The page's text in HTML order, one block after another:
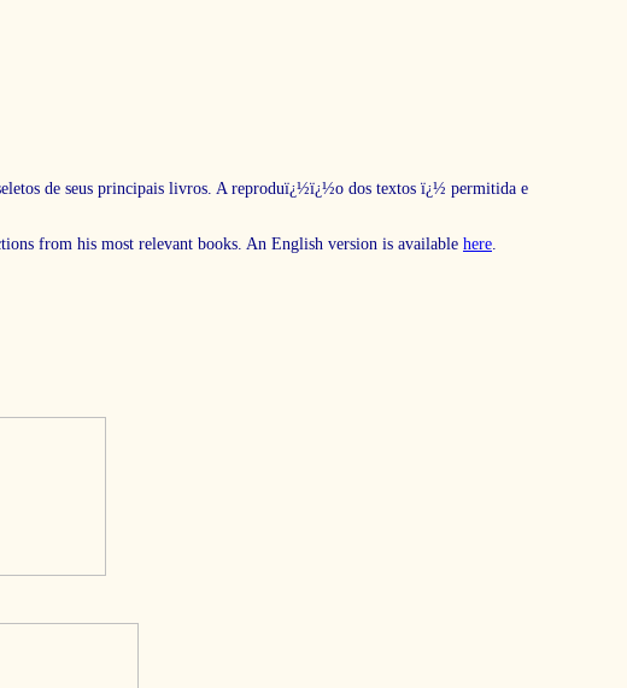
de seus principais livros. A reproduï¿½ï¿½o dos textos ï¿½ permitida e
from his most relevant books. An English version is available here.